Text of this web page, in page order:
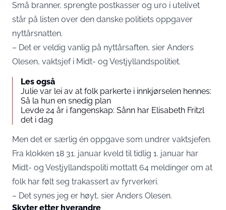
Små branner, sprengte postkasser og uro i utelivet
står på listen over den danske politiets oppgaver
nyttårsnatten.
– Det er veldig vanlig på nyttårsaften, sier Anders
Olesen, vaktsjef i Midt- og Vestjyllandspolitiet.
Les også
Julie var lei av at folk parkerte i innkjørselen hennes:
Så la hun en snedig plan
Levde 24 år i fangenskap: Sånn har Elisabeth Fritzl
det i dag
Men det er særlig én oppgave som undrer vaktsjefen.
Fra klokken 18 31. januar kveld til tidlig 1. januar har
Midt- og Vestjyllandspoliti mottatt 64 meldinger om at
folk har følt seg trakassert av fyrverkeri.
– Det synes jeg er høyt, sier Anders Olesen.
Skyter etter hverandre